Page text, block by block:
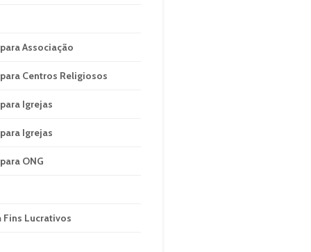
Associação
Centros Religiosos
Igrejas
Igrejas
ONG
Fins Lucrativos